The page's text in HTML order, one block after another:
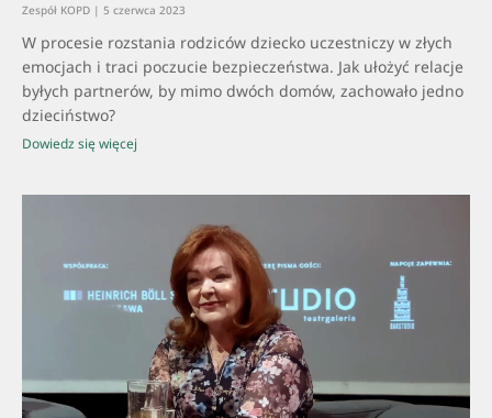
Zespół KOPD 5 czerwca 2023
W procesie rozstania rodziców dziecko uczestniczy w złych
emocjach i traci poczucie bezpieczeństwa. Jak ułożyć relacje
byłych partnerów, by mimo dwóch domów, zachowało jedno
dzieciństwo?
Dowiedz się więcej